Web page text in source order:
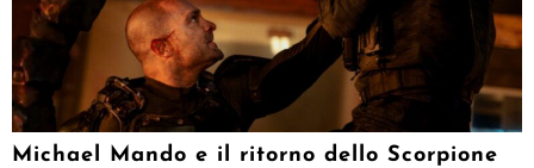
Michael Mando e il ritorno dello Scorpione